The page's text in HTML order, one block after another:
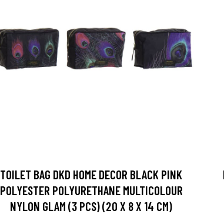
TOILET BAG DKD HOME DECOR BLACK PINK
POLYESTER POLYURETHANE MULTICOLOUR
NYLON GLAM (3 PCS) (20 X 8 X 14 CM)